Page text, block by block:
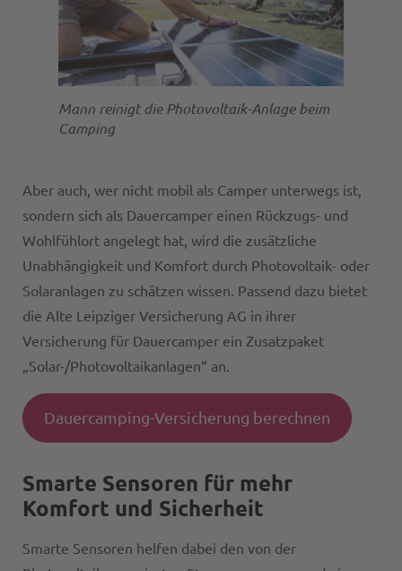
Mann reinigt die Photovoltaik-Anlage beim
Camping
Aber auch, wer nicht mobil als Camper unterwegs ist,
sondern sich als Dauercamper einen Rückzugs- und
Wohlfühlort angelegt hat, wird die zusätzliche
Unabhängigkeit und Komfort durch Photovoltaik- oder
Solaranlagen zu schätzen wissen. Passend dazu bietet
die Alte Leipziger Versicherung AG in ihrer
Versicherung für Dauercamper ein Zusatzpaket
„Solar-/Photovoltaikanlagen“ an.
Dauercamping-Versicherung berechnen
Smarte Sensoren für mehr
Komfort und Sicherheit
Smarte Sensoren helfen dabei den von der